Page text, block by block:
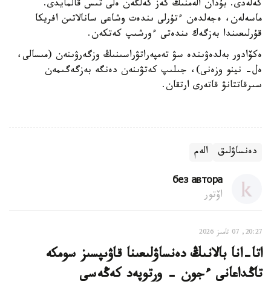
كەلەدى. بۇدان الەمنىڭ كەز كەلگەن ەلى تىس قالمايدى.
ماسەلەن، ەجەلدەن ءتۇرلى ىندەت وشاعى سانالاتىن افريكا
قۇرلىعىندا بەزگەك ىندەتى ءورشىپ كەتكەن.
ەكۆادور بەلدەۋىندە سۋ تەمپەراتۋراسىنىڭ وزگەرۋىنەن (مىسالى،
ەل- نينو وزەنى)، جىلىپ كەتۋىنەن دەنگە بەزگەگىمەن
سىرقاتتانۋ قاتەرى ارتقان.
دەنساۋلىق الەم
без автора
اۆتور
20:27, 07 تامىز 2026
اتا-انا بالانىڭ دەنساۋلىعىنا قاۋىپسىز سومكە
تاڭداعانى ءجون - ورتوپەد كەڭەسى